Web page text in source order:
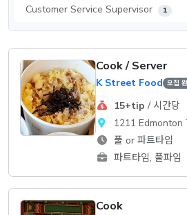
Customer Service Supervisor 1
Cook / Server
K Street Food 모집
15+tip / 시간당
1211 Edmonton
풀 or 파트타임
파트타임, 풀파임
Cook